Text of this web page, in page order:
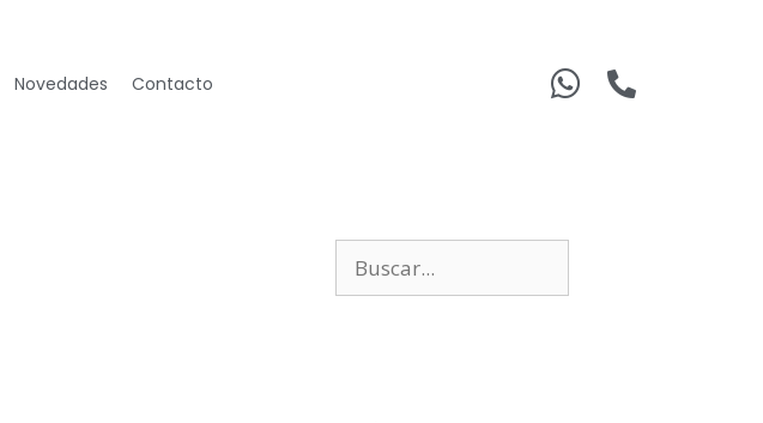
Novedades Contacto